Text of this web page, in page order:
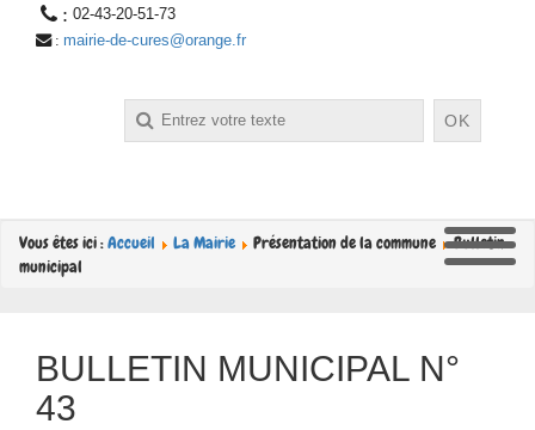
: 02-43-20-51-73
: mairie-de-cures@orange.fr
OK
Vous êtes ici :Accueil La Mairie Présentation de la commune
Bulletin
municipal
BULLETIN MUNICIPAL N°
43